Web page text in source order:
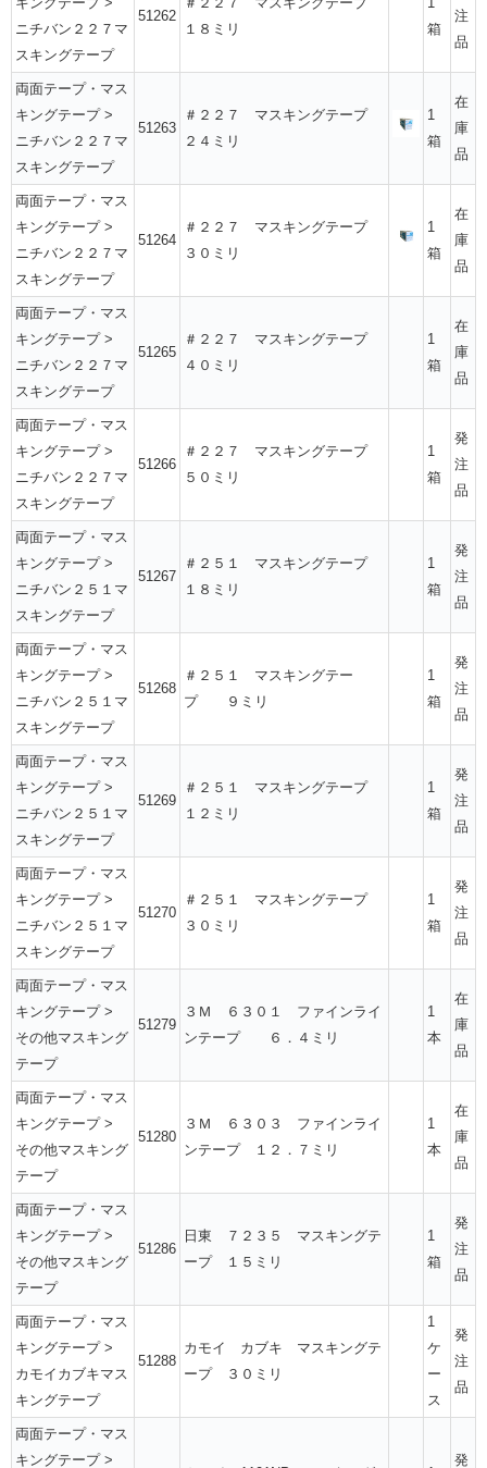
ニチバン２２７マ
スキングテープ
51262
１８ミリ
箱
注
品
両面テープ・マス
キングテープ >
ニチバン２２７マ
スキングテープ
51263
＃２２７ マスキングテープ
２４ミリ
1
箱
在
庫
品
両面テープ・マス
キングテープ >
ニチバン２２７マ
スキングテープ
51264
＃２２７ マスキングテープ
３０ミリ
1
箱
在
庫
品
両面テープ・マス
キングテープ >
ニチバン２２７マ
スキングテープ
51265
＃２２７ マスキングテープ
４０ミリ
1
箱
在
庫
品
両面テープ・マス
キングテープ >
ニチバン２２７マ
スキングテープ
51266
＃２２７ マスキングテープ
５０ミリ
1
箱
発
注
品
両面テープ・マス
キングテープ >
ニチバン２５１マ
スキングテープ
51267
＃２５１ マスキングテープ
１８ミリ
1
箱
発
注
品
両面テープ・マス
キングテープ >
ニチバン２５１マ
スキングテープ
51268
＃２５１ マスキングテー
プ ９ミリ
1
箱
発
注
品
両面テープ・マス
キングテープ >
ニチバン２５１マ
スキングテープ
51269
＃２５１ マスキングテープ
１２ミリ
1
箱
発
注
品
両面テープ・マス
キングテープ >
ニチバン２５１マ
スキングテープ
51270
＃２５１ マスキングテープ
３０ミリ
1
箱
発
注
品
両面テープ・マス
キングテープ >
その他マスキング
テープ
51279
３Ｍ ６３０１ ファインライ
ンテープ ６．４ミリ
1
本
在
庫
品
両面テープ・マス
キングテープ >
その他マスキング
テープ
51280
３Ｍ ６３０３ ファインライ
ンテープ １２．７ミリ
1
本
在
庫
品
両面テープ・マス
キングテープ >
その他マスキング
テープ
51286
日東 ７２３５ マスキングテ
ープ １５ミリ
1
箱
発
注
品
両面テープ・マス
キングテープ >
カモイカブキマス
キングテープ
51288
カモイ カブキ マスキングテ
ープ ３０ミリ
1
ケ
ー
ス
発
注
品
両面テープ・マス
キングテープ >
発